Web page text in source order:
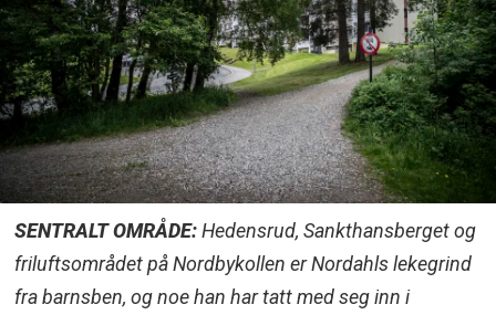
SENTRALT OMRÅDE:Hedensrud, Sankthansberget og
friluftsområdet på Nordbykollen er Nordahls lekegrind
fra barnsben, og noe han har tatt med seg inn i